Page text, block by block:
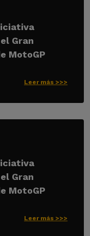
Gran
MotoGP
Leer más >>>
Gran
MotoGP
Leer más >>>